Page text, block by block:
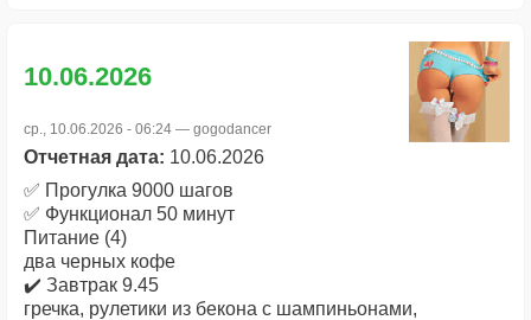
10.06.2026
ср., 10.06.2026 - 06:24 — gogodancer
Отчетная дата: 10.06.2026
✅ Прогулка 9000 шагов
✅ Функционал 50 минут
Питание (4)
два черных кофе
✔️ Завтрак 9.45
гречка, рулетики из бекона с шампиньонами,